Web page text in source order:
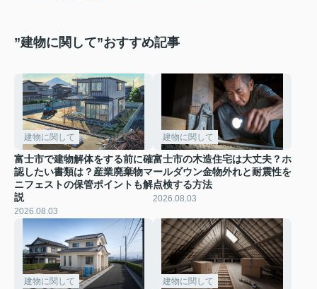
”建物に関して”おすすめ記事
建物に関して
富士市で建物解体をする前に確
認したい書類は？産業廃棄物マ
ニフェストの保管ポイントも解
説
2026.08.03
建物に関して
富士市の木造住宅は大丈夫？ホ
ールダウン金物外れと耐震性を
点検する方法
2026.08.03
建物に関して 建物に関して